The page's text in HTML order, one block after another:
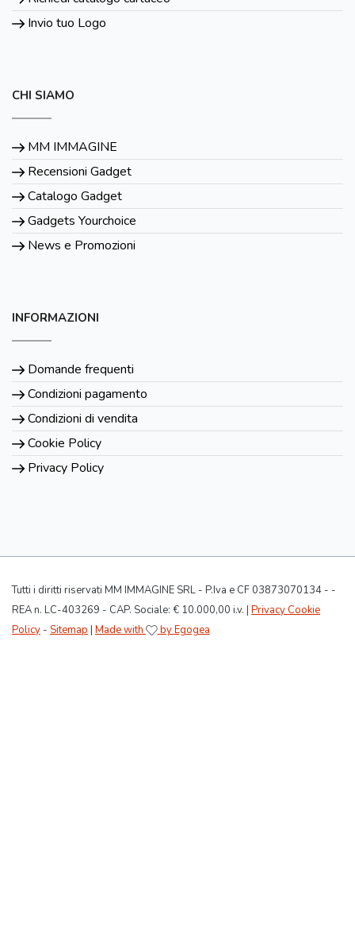
Invio tuo Logo
CHI SIAMO
MM IMMAGINE
Recensioni Gadget
Catalogo Gadget
Gadgets Yourchoice
News e Promozioni
INFORMAZIONI
Domande frequenti
Condizioni pagamento
Condizioni di vendita
Cookie Policy
Privacy Policy
Tutti i diritti riservati MM IMMAGINE SRL - P.Iva e CF 03873070134 - -
REA n. LC-403269 - CAP. Sociale: € 10.000,00 i.v. | Privacy Cookie
Policy - Sitemap | Made with by Egogea